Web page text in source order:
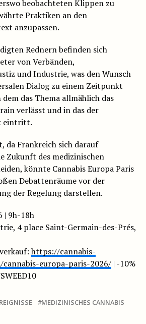
beobachteten Klippen zu
Praktiken an den
anzupassen.
Rednern befinden sich
von Verbänden,
und Industrie, was den Wunsch
Dialog zu einem Zeitpunkt
das Thema allmählich das
verlässt und in das der
eintritt.
da Frankreich sich darauf
Zukunft des medizinischen
könnte Cannabis Europa Paris
Debattenräume vor der
der Regelung darstellen.
| 9h-18h
4 place Saint-Germain-des-Prés,
https://cannabis-
cannabis-europa-paris-2026/| -10%
MEDIZINISCHES CANNABIS